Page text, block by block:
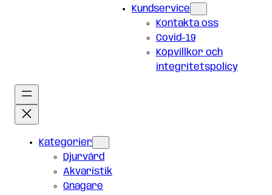
Kundservice
Kontakta oss
Covid-19
Köpvillkor och
integritetspolicy
Kategorier
Djurvård
Akvaristik
Gnagare